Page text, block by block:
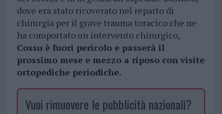
dove era stato ricoverato nel reparto di
chirurgia per il grave trauma toracico che ne
ha comportato un intervento chirurgico,
Cossu è fuori pericolo e passerà il
prossimo mese e mezzo a riposo con visite
ortopediche periodiche.
Vuoi rimuovere le pubblicità nazionali?